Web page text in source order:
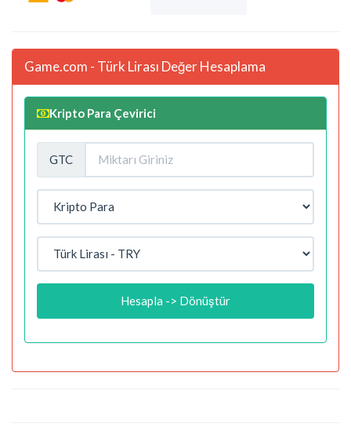
Game.com - Türk Lirası Değer Hesaplama
Kripto Para Çevirici
GTC
Hesapla -> Dönüştür